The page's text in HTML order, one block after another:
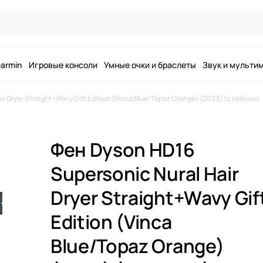
Игровые консоли Умные очки и браслеты Звук и
Dryer Straight+Wavy Gift Edition (Vinca Blue/Topaz Orange) (2023) (с кейсом)
Фен Dyson HD16
Supersonic Nural Hair
Dryer Straight+Wavy
Edition (Vinca
Blue/Topaz Orange)